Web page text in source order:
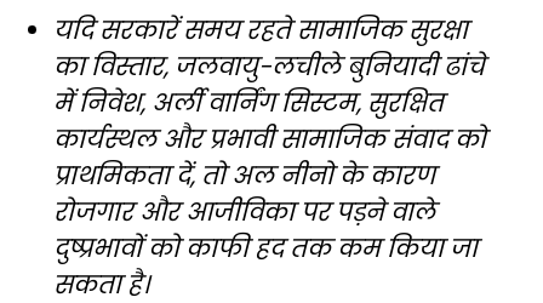
यदि सरकारें समय रहते सामाजिक सुरक्षा
का विस्तार, जलवायु-लचीले बुनियादी ढांचे
में निवेश, अर्ली वार्निंग सिस्टम, सुरक्षित
कार्यस्थल और प्रभावी सामाजिक संवाद को
प्राथमिकता दें, तो अल नीनो के कारण
रोजगार और आजीविका पर पड़ने वाले
दुष्प्रभावों को काफी हद तक कम किया जा
सकता है।